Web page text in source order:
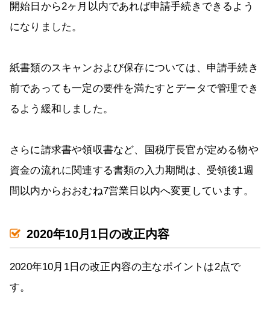
開始日から2ヶ月以内であれば申請手続きできるよう
になりました。
紙書類のスキャンおよび保存については、申請手続き
前であっても一定の要件を満たすとデータで管理でき
るよう緩和しました。
さらに請求書や領収書など、国税庁長官が定める物や
資金の流れに関連する書類の入力期間は、受領後1週
間以内からおおむね7営業日以内へ変更しています。
2020年10月1日の改正内容
2020年10月1日の改正内容の主なポイントは2点で
す。